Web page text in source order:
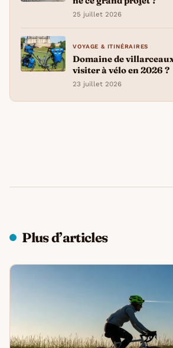
25 juillet 2026
VOYAGE & ITINÉRAIRES
Domaine de
visiter à vélo en 2026 ?
23 juillet 2026
Plus d’articles